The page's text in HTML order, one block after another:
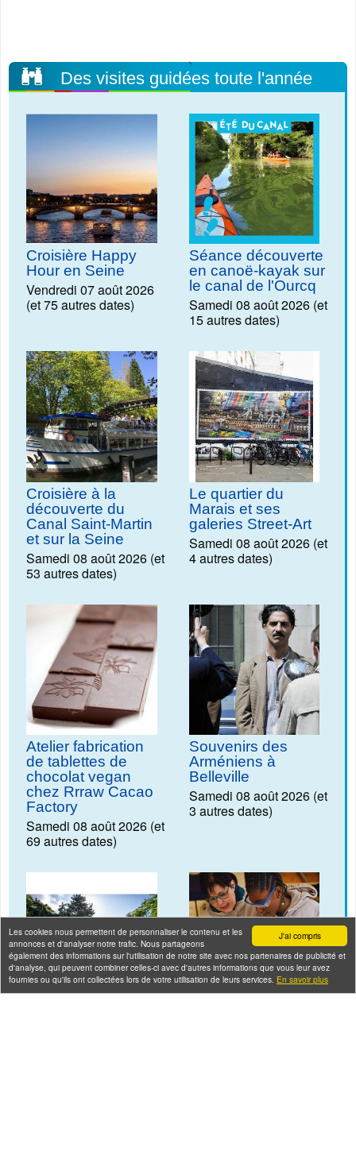
J'ai compris
Les cookies nous permettent de personnaliser le contenu et les
annonces et d'analyser notre trafic. Nous partageons
également des informations sur l'utilisation de notre site avec nos partenaires de publicité et
d'analyse, qui peuvent combiner celles-ci avec d'autres informations que vous leur avez
fournies ou qu'ils ont collectées lors de votre utilisation de leurs services. En savoir plus
Des visites guidées toute l'année
Croisière Happy
Hour en Seine
Vendredi 07 août 2026
(et 75 autres dates)
Séance découverte
en canoë-kayak sur
le canal de l'Ourcq
Samedi 08 août 2026 (et
15 autres dates)
Croisière à la
découverte du
Canal Saint-Martin
et sur la Seine
Samedi 08 août 2026 (et
53 autres dates)
Le quartier du
Marais et ses
galeries Street-Art
Samedi 08 août 2026 (et
4 autres dates)
Atelier fabrication
de tablettes de
chocolat vegan
chez Rrraw Cacao
Factory
Samedi 08 août 2026 (et
69 autres dates)
Souvenirs des
Arméniens à
Belleville
Samedi 08 août 2026 (et
3 autres dates)